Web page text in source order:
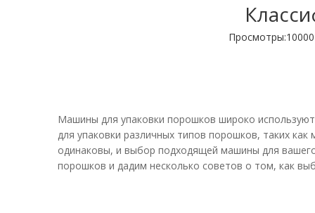
Просмотры:10000
Машины для упаковки порошков широко
для упаковки различных типов порошков, таких
одинаковы, и выбор подходящей машины для
порошков и дадим несколько советов о том, как